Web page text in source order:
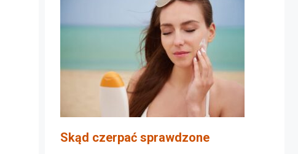
Skąd czerpać sprawdzone